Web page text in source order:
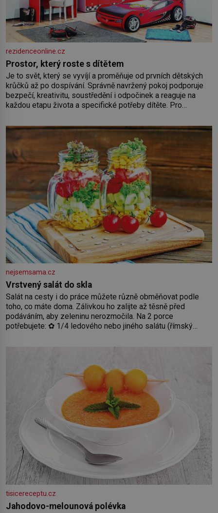
rezidenceonline.cz
Prostor, který roste s dítětem
Je to svět, který se vyvíjí a proměňuje od prvních dětských
krůčků až po dospívání. Správně navržený pokoj podporuje
bezpečí, kreativitu, soustředění i odpočinek a reaguje na
každou etapu života a specifické potřeby dítěte. Pro
by pokoj miminka měl působit především klidně a útulně.
Předškolní věk je
nejsemsama.cz
Vrstvený salát do skla
Salát na cesty i do práce můžete různě obměňovat podle
toho, co máte doma. Zálivkou ho zalijte až těsně před
podáváním, aby zeleninu nerozmočila. Na 2 porce
potřebujete: ✿ 1/4 ledového nebo jiného salátu (římský
2 rajčata Zálivka: ✿ 4 lžíce olivového oleje ✿ 1 lžíci citronové
tisicereceptu.cz
Jahodovo-melounová polévka